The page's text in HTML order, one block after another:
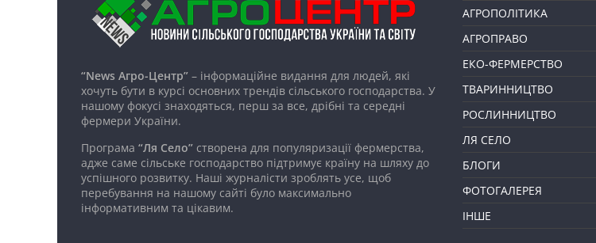
“News Агро-Центр” – інформаційне видання для людей, які
хочуть бути в курсі основних трендів сільського господарства. У
нашому фокусі знаходяться, перш за все, дрібні та середні
фермери України.
Програма “Ля Село” створена для популяризації фермерства,
адже саме сільське господарство підтримує країну на шляху до
успішного розвитку. Наші журналісти зроблять усе, щоб
перебування на нашому сайті було максимально
інформативним та цікавим.
АГРОПОЛІТИКА
АГРОПРАВО
ЕКО-ФЕРМЕРСТВО
ТВАРИННИЦТВО
РОСЛИННИЦТВО
ЛЯ СЕЛО
БЛОГИ
ФОТОГАЛЕРЕЯ
ІНШЕ